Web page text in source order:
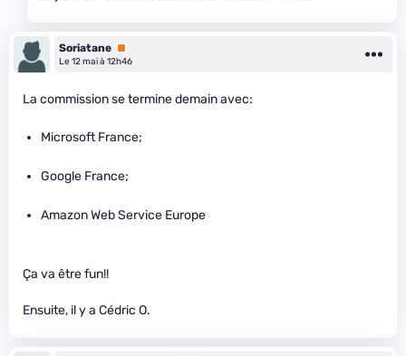
Soriatane Premium
Le 12 mai à 12h46
La commission se termine demain avec:
Microsoft France;
Google France;
Amazon Web Service Europe
Ça va être fun!!
Ensuite, il y a Cédric O.